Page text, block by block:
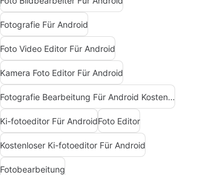
Fotografie Für Android
Foto Video Editor Für Android
Kamera Foto Editor Für Android
Fotografie Bearbeitung Für Android Kostenlos
Ki-fotoeditor Für AndroidFoto Editor
Kostenloser Ki-fotoeditor Für Android
Fotobearbeitung